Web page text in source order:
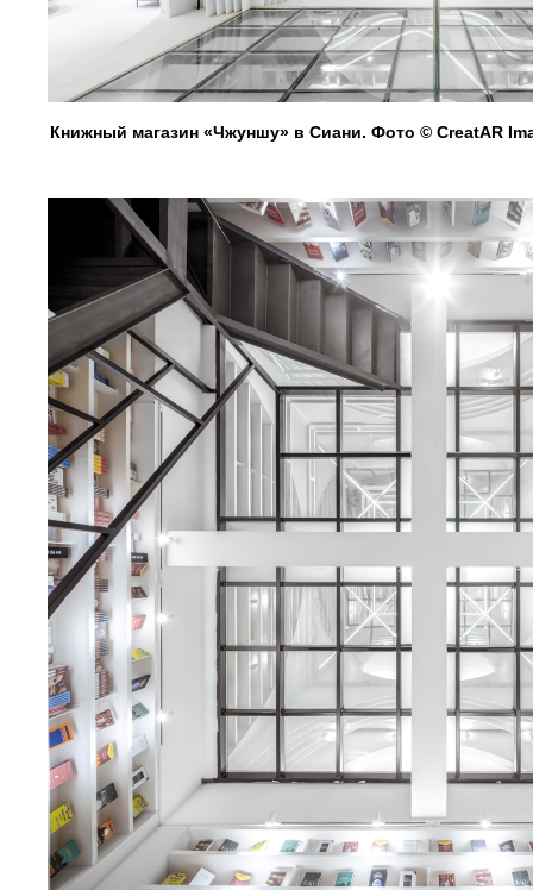
Книжный магазин «Чжуншу» в Сиани. Фото © CreatAR